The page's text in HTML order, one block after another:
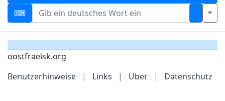
oostfraeisk.org
Benutzerhinweise
| Links | Über | Datenschutz